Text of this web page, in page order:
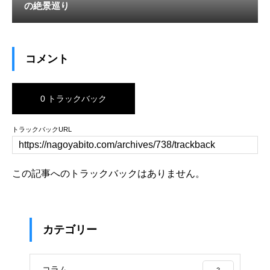
の絶景巡り
コメント
0 トラックバック
トラックバックURL
この記事へのトラックバックはありません。
カテゴリー